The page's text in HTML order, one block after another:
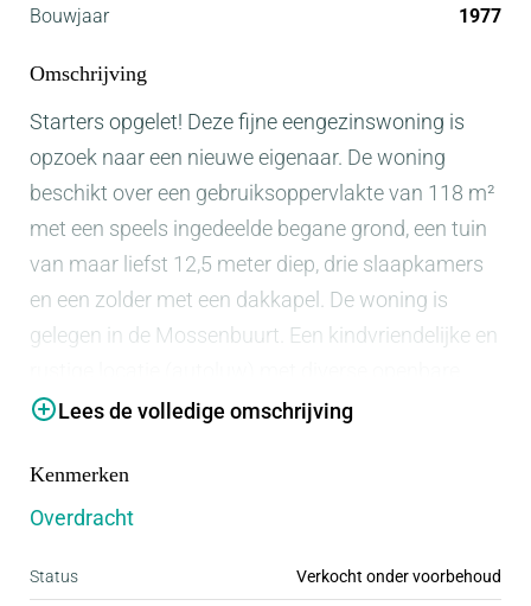
Bouwjaar
1977
Omschrijving
Starters opgelet! Deze fijne eengezinswoning is
opzoek naar een nieuwe eigenaar. De woning
beschikt over een gebruiksoppervlakte van 118 m²
met een speels ingedeelde begane grond, een tuin
van maar liefst 12,5 meter diep, drie slaapkamers
en een zolder met een dakkapel. De woning is
gelegen in de Mossenbuurt. Een kindvriendelijke en
voorzieningen in de directe nabijheid, zoals
scholen op 5-10 minuten loopafstand. Ook liggen
sportaccommodaties en zorgvoorzieningen op
Nieuwsgierig geworden? Neem contact met ons
Lees de volledige omschrijving
Kenmerken
Overdracht
Status Verkocht onder voorbehoud